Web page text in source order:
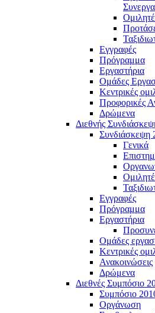
Εγγραφές
Πρόγραμμα
Εργαστήρια
Ομάδες
Κεντρικές
Προφορικές
Δρώμενα
Διεθνής
Συνδιάσκεψη
Γενικά
Εγγραφές
Πρόγραμμα
Εργαστήρια
Ομάδες
Κεντρικές
Ανακοινώσεις
Δρώμενα
Διεθνές Συμπόσιο
Συμπόσιο
Οργάνωση